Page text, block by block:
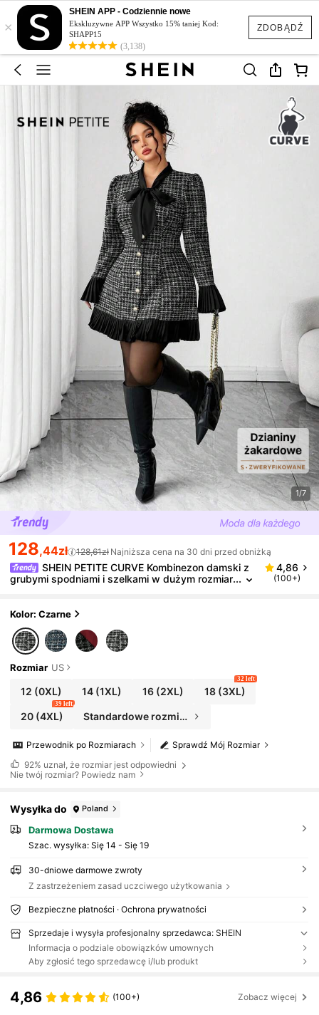
ZDOBĄDŹ
×
SHEIN APP - Codziennie nowe
Ekskluzywne APP Wszystko 15% taniej Kod:
SHAPP15
(3,138)
1/7
128,44zł 128,61zł Najniższa cena na 30 dni przed obniżką
SHEIN PETITE CURVE Kombinezon damski z
grubymi spodniami i szelkami w dużym rozmiar
powiednia na powrót do szkoły, ukończenie szkoły,
een, Święto Dziękczynienia, Wielkanoc, Święto Nar
odowe, galę, przyjęcie randkowe, sezon ślubny, zaj
ęcia na świeżym powietrzu
4,86
(100+)
Kolor: Czarne
Rozmiar US
12 (0XL) 14 (1XL) 16(2XL) 18(3XL)
32 left
20(4XL)
39 left
Standardowe rozmiary
Sprawdź Mój Rozmiar
Przewodnik po Rozmiarach
92% uznał, że rozmiar jest odpowiedni
Nie twój rozmiar? Powiedz nam
Wysyłka do Poland
Darmowa Dostawa
Szac. wysyłka: Się 14 - Się 19
30-dniowe darmowe zwroty
Z zastrzeżeniem zasad uczciwego użytkowania
Bezpieczne płatności · Ochrona prywatności
Sprzedaje i wysyła profesjonalny sprzedawca: SHEIN
Informacja o podziale obowiązków umownych
Aby zgłosić tego sprzedawcę i/lub produkt
4,86 (100+) Zobacz więcej